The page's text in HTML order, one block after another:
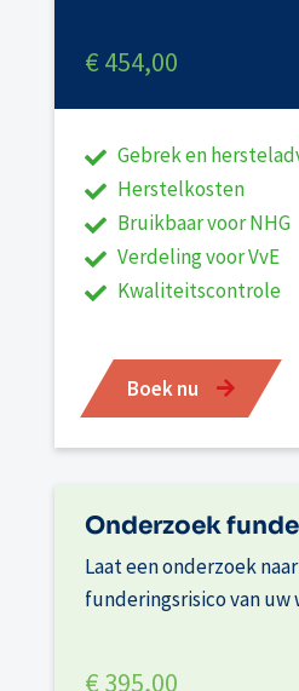
€ 454,00
Gebrek en
Herstelkosten
Bruikbaar voor NHG
Verdeling voor VvE
Kwaliteitscontrole
Boek nu
Onderzoek
Laat een onderzoek
funderingsrisico van
€ 395,00